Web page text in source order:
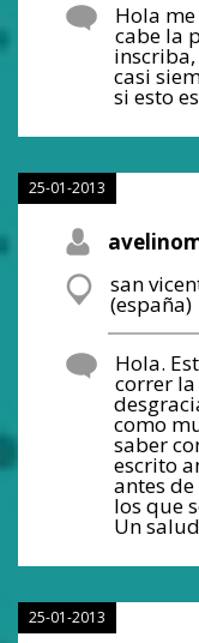
Hola
cabe la
casi
si esto
25-01-2013
san
(españa)
Hola.
correr
como
saber
escrito
antes
los que
Un
25-01-2013